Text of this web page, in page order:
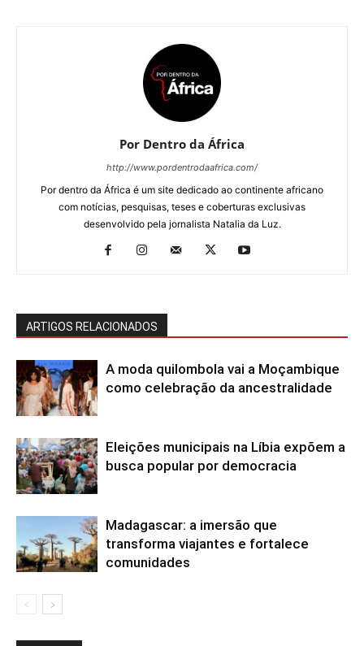
Por Dentro da África
http://www.pordentrodaafrica.com/
Por dentro da África é um site dedicado ao continente africano
com notícias, pesquisas, teses e coberturas exclusivas
desenvolvido pela jornalista Natalia da Luz.
ARTIGOS RELACIONADOS
A moda quilombola vai a Moçambique
como celebração da ancestralidade
Eleições municipais na Líbia expõem a
busca popular por democracia
Madagascar: a imersão que
transforma viajantes e fortalece
comunidades